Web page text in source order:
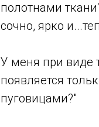
полотнами
сочно, ярко
У меня при виде
появляется
пуговицами?"